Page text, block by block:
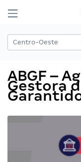
ABGF –
Gestora